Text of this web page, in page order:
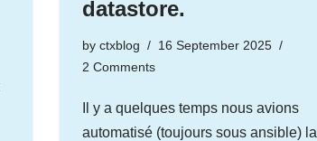
datastore.
byctxblog
16 September 2025
2 Comments
Il y a quelques temps nous avions
automatisé (toujours sous ansible) la